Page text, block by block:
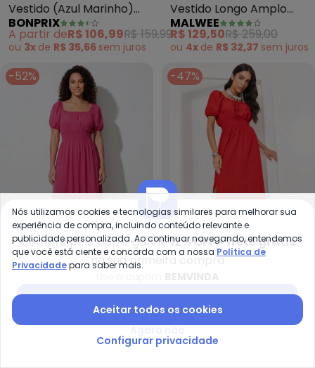
Vestido (Azul Marinho)
em Malha de Viscose
BONPRIX
A partir deR$ 106,99R$ 159,99
ou 3x de R$ 35,66 sem juros
Vestido Longo Amplo
Floral (Preto)
MALWEE
R$ 129,50R$ 259,00
ou 4x de R$ 32,37 sem juros
-52%
Quintess - Vestido (Rosa)
Quadrado e Fenda na
Saia
QUINTESS
R$ 229,99
ou3xdeR$ 36,66semjuros
-47%
Decote Quadrado e
QUINTESS
A partir de
ou4xdeR$ 29,99semjuros
Compre pelo app e ganhe12% OFF + frete grátis
na sua primeira compra
Nós utilizamos cookies e tecnologias similares para melhorar sua
experiência de compra, incluindo conteúdo relevante e
publicidade personalizada. Ao continuar navegando, entendemos
que você está ciente e concorda com a nossa Política de
Privacidadepara saber mais.
Aceitar todos os cookies
Configurar privacidade